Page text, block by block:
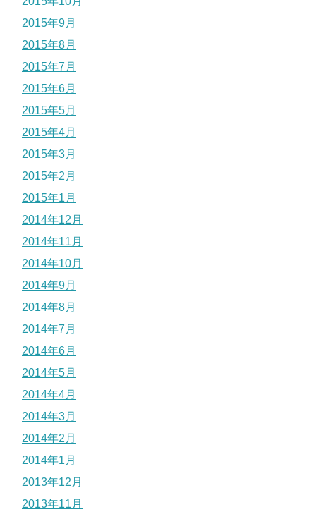
2015年9月
2015年8月
2015年7月
2015年6月
2015年5月
2015年4月
2015年3月
2015年2月
2015年1月
2014年12月
2014年11月
2014年10月
2014年9月
2014年8月
2014年7月
2014年6月
2014年5月
2014年4月
2014年3月
2014年2月
2014年1月
2013年12月
2013年11月